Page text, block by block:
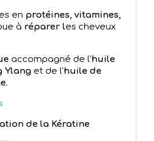
en protéines, vitamines,
à réparer les cheveux
accompagné de l'huile
Ylang et de l'huile de
.
de la Kératine